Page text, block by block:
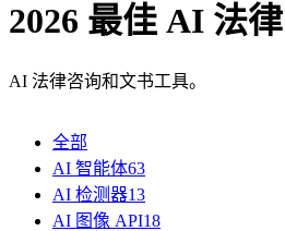
2026 最佳 AI 法律
AI 法律咨询和文书工具。
全部
AI 智能体63
AI 检测器13
AI 图像 API18